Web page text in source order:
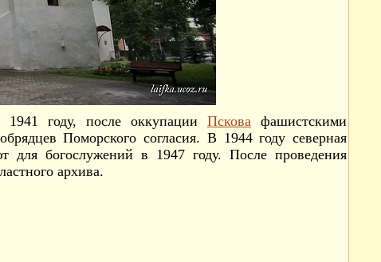
году, после оккупации Псковафашистскими
Поморского согласия. В 1944 году северная
для богослужений в 1947 году. После проведения
архива.